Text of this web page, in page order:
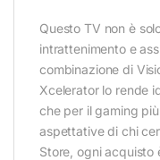
Questo TV non è
intrattenimento e
combinazione di
Xcelerator lo rende
che per il gaming
aspettative di chi
Store, ogni acquisto